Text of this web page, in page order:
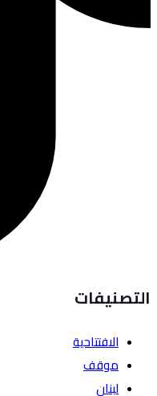
التصنيفات
الافتتاحية
موقف
لبنان